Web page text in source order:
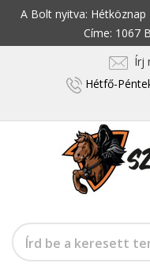
A Bolt nyitva: Hétköznap
Címe: 1067
Írj
Hétfő-